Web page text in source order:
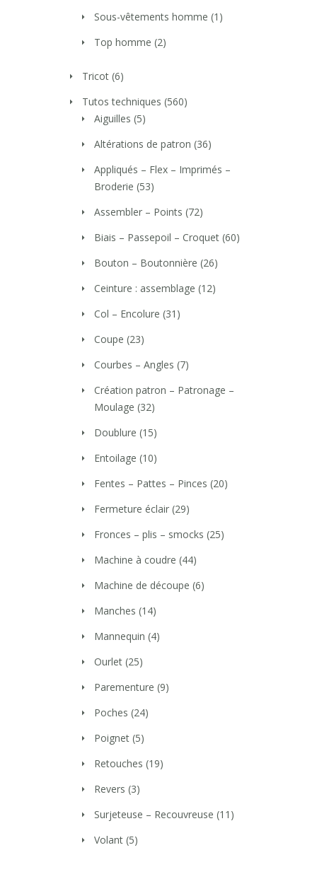
Sous-vêtements homme (1)
Top homme (2)
Tricot (6)
Tutos techniques (560)
Aiguilles (5)
Altérations de patron (36)
Appliqués – Flex – Imprimés –
Broderie (53)
Assembler – Points (72)
Biais – Passepoil – Croquet (60)
Bouton – Boutonnière (26)
Ceinture : assemblage (12)
Col – Encolure (31)
Coupe (23)
Courbes – Angles (7)
Création patron – Patronage –
Moulage (32)
Doublure (15)
Entoilage (10)
Fentes – Pattes – Pinces (20)
Fermeture éclair (29)
Fronces – plis – smocks (25)
Machine à coudre (44)
Machine de découpe (6)
Manches (14)
Mannequin (4)
Ourlet (25)
Parementure (9)
Poches (24)
Poignet (5)
Retouches (19)
Revers (3)
Surjeteuse – Recouvreuse (11)
Volant (5)